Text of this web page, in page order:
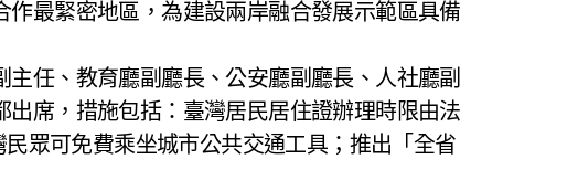
最緊密地區，為建設兩岸融合發展示範區具備
任、教育廳副廳長、公安廳副廳長、人社廳副
席，措施包括：臺灣居民居住證辦理時限由法
眾可免費乘坐城市公共交通工具；推出「全省